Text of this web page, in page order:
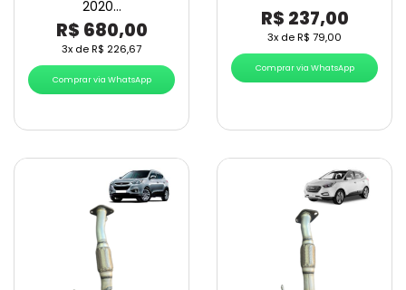
2020…
R$ 680,00
3x deR$ 226,67
Comprar via WhatsApp
R$ 237,00
3x deR$ 79,00
Comprar via WhatsApp